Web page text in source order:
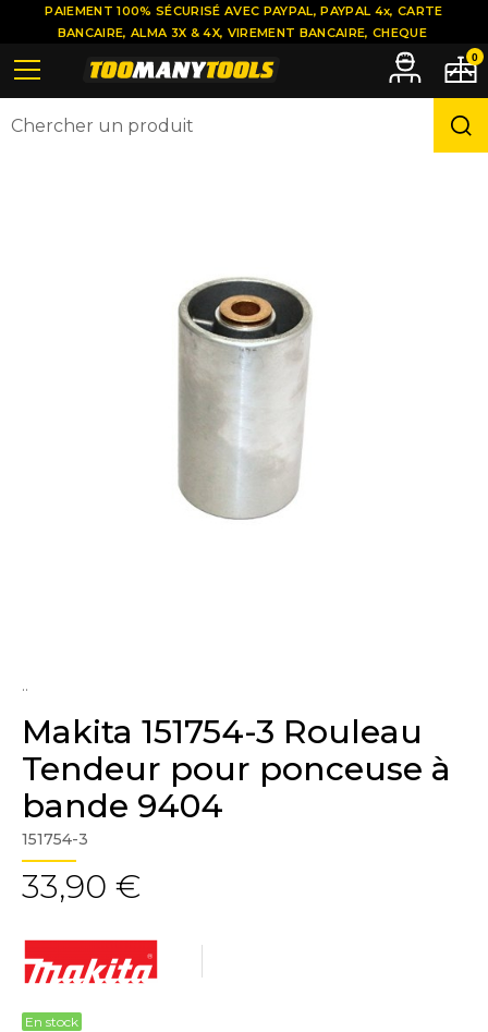
..
Makita 151754-3 Rouleau
Tendeur pour ponceuse à
bande 9404
151754-3
33,90 €
En stock
PAIEMENT 100% SÉCURISÉ AVEC PAYPAL, PAYPAL 4x, CARTE
BANCAIRE, ALMA 3X & 4X, VIREMENT BANCAIRE, CHEQUE
0